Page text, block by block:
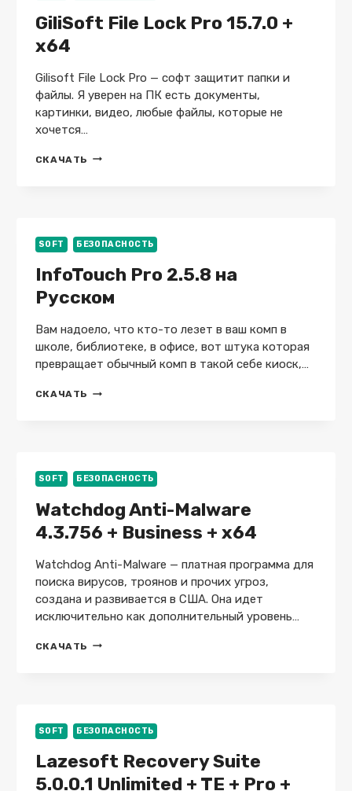
GiliSoft File Lock Pro 15.7.0 +
x64
Gilisoft File Lock Pro — софт защитит папки и
файлы. Я уверен на ПК есть документы,
картинки, видео, любые файлы, которые не
хочется…
СКАЧАТЬ GILISOFT
X64
SOFT БЕЗОПАСНОСТЬ
InfoTouch Pro 2.5.8 на
Русском
Вам надоело, что кто-то лезет в ваш комп в
школе, библиотеке, в офисе, вот штука которая
превращает обычный комп в такой себе киоск,…
СКАЧАТЬ INFOTOUCH
SOFT БЕЗОПАСНОСТЬ
Watchdog Anti-Malware
4.3.756 + Business + x64
Watchdog Anti-Malware — платная программа для
поиска вирусов, троянов и прочих угроз,
создана и развивается в США. Она идет
исключительно как дополнительный уровень…
СКАЧАТЬ WATCHDOG
+
X64
SOFT БЕЗОПАСНОСТЬ
Lazesoft Recovery Suite
5.0.0.1 Unlimited + TE + Pro +